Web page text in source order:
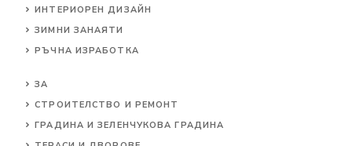
ИНТЕРИОРЕН ДИЗАЙН
ЗИМНИ ЗАНАЯТИ
РЪЧНА ИЗРАБОТКА
ЗА
СТРОИТЕЛСТВО И РЕМОНТ
ГРАДИНА И ЗЕЛЕНЧУКОВА ГРАДИНА